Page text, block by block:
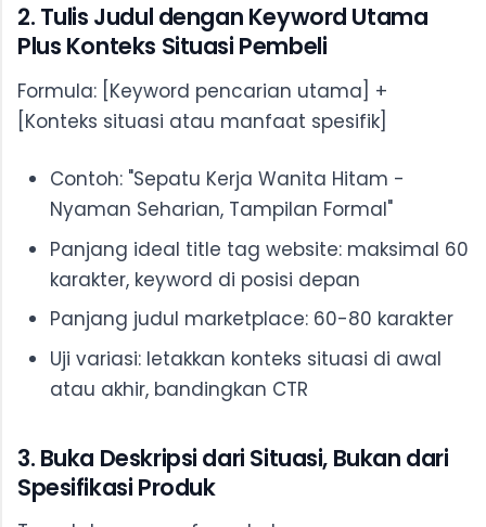
2. Tulis Judul dengan Keyword Utama
Plus Konteks Situasi Pembeli
Formula: [Keyword pencarian utama] +
[Konteks situasi atau manfaat spesifik]
Contoh: "Sepatu Kerja Wanita Hitam -
Nyaman Seharian, Tampilan Formal"
Panjang ideal title tag website: maksimal 60
karakter, keyword di posisi depan
Panjang judul marketplace: 60-80 karakter
Uji variasi: letakkan konteks situasi di awal
atau akhir, bandingkan CTR
3. Buka Deskripsi dari Situasi, Bukan dari
Spesifikasi Produk